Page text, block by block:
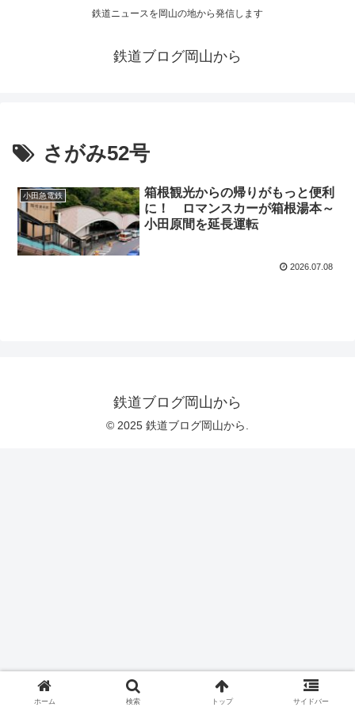
鉄道ニュースを岡山の地から発信します
鉄道ブログ岡山から
さがみ52号
小田急電鉄
箱根観光からの帰りがもっと便利
に！ ロマンスカーが箱根湯本～
小田原間を延長運転
2026.07.08
鉄道ブログ岡山から
© 2025 鉄道ブログ岡山から.
ホーム 検索 トップ サイドバー